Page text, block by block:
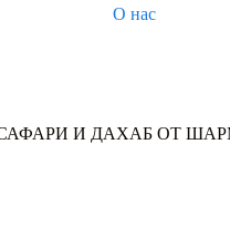
О нас
И ДАХАБ ОТ